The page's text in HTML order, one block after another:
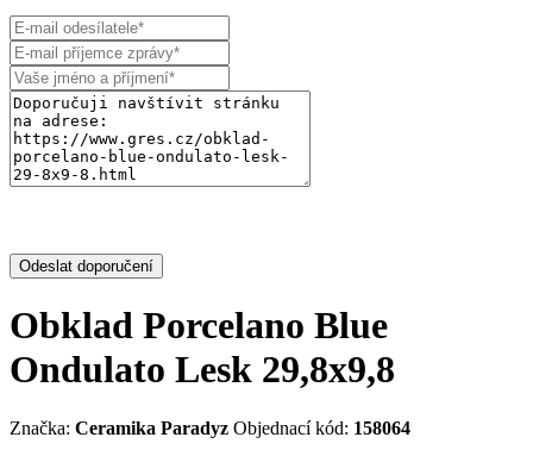
Odeslat doporučení
Obklad Porcelano Blue
Ondulato Lesk 29,8x9,8
Značka: Ceramika Paradyz Objednací kód: 158064